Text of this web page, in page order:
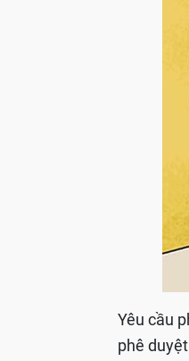
Yêu cầu
phê